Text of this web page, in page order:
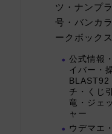
ツ・ナンプ
号・バンカ
ークボック
公式情報
イバー・
BLAST92
チ・くじ
竜・ジェ
ャー
ウデマエ